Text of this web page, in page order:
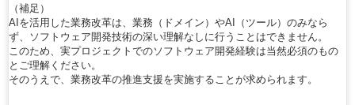
（補足）
AIを活用した業務改革は、業務（ドメイン）やAI（ツール）のみなら
ず、ソフトウェア開発技術の深い理解なしに行うことはできません。
このため、実プロジェクトでのソフトウェア開発経験は当然必須のもの
とご理解ください。
そのうえで、業務改革の推進支援を実施することが求められます。